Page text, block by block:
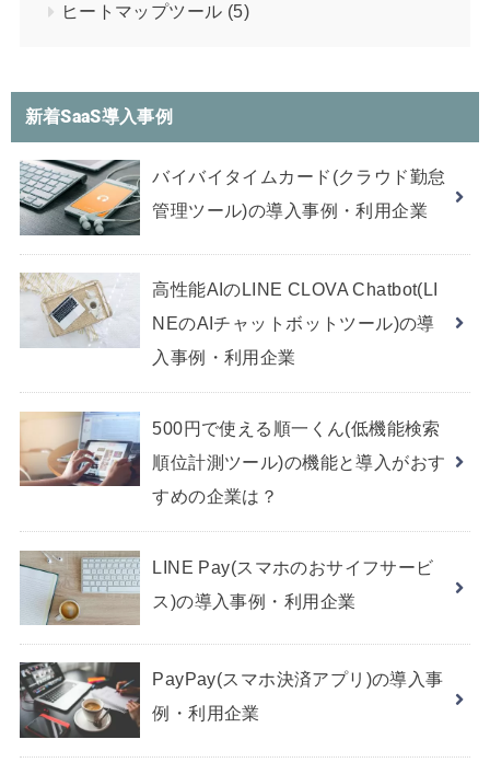
ヒートマップツール (5)
新着SaaS導入事例
バイバイタイムカード(クラウド勤怠
管理ツール)の導入事例・利用企業
高性能AIのLINE CLOVA Chatbot(LI
NEのAIチャットボットツール)の導
入事例・利用企業
500円で使える順一くん(低機能検索
順位計測ツール)の機能と導入がおす
すめの企業は？
LINE Pay(スマホのおサイフサービ
ス)の導入事例・利用企業
PayPay(スマホ決済アプリ)の導入事
例・利用企業